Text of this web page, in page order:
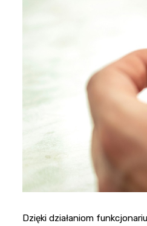
Dzięki działaniom